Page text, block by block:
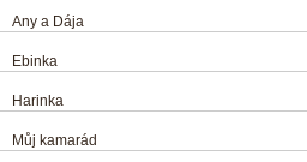
Any a Dája
Ebinka
Harinka
Můj kamarád